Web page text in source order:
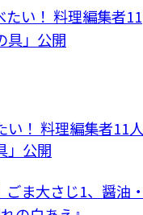
い！ 料理編集者11人
」公開